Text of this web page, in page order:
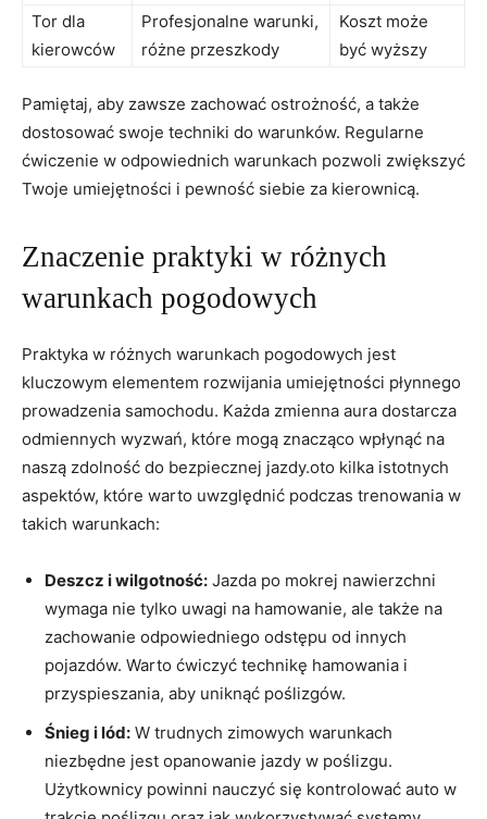
Tor dla
kierowców
Profesjonalne warunki,
różne przeszkody
Koszt może
być wyższy
Pamiętaj, aby zawsze zachować ostrożność, a także
dostosować swoje techniki do warunków. Regularne
ćwiczenie w odpowiednich warunkach pozwoli zwiększyć
Twoje umiejętności i pewność siebie za kierownicą.
Znaczenie praktyki w różnych
warunkach pogodowych
Praktyka w różnych warunkach pogodowych jest
kluczowym elementem rozwijania umiejętności płynnego
prowadzenia samochodu. Każda zmienna aura dostarcza
odmiennych wyzwań, które mogą znacząco wpłynąć na
naszą zdolność do bezpiecznej jazdy.oto kilka istotnych
aspektów, które warto uwzględnić podczas trenowania w
takich warunkach:
Deszcz i wilgotność: Jazda po mokrej nawierzchni
wymaga nie tylko uwagi na hamowanie, ale także na
zachowanie odpowiedniego odstępu od innych
pojazdów. Warto ćwiczyć technikę hamowania i
przyspieszania, aby uniknąć poślizgów.
Śnieg i lód: W trudnych zimowych warunkach
niezbędne jest opanowanie jazdy w poślizgu.
Użytkownicy powinni nauczyć się kontrolować auto w